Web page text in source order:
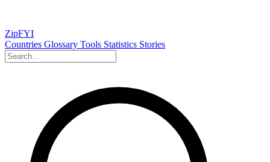
ZipFYI
Countries Glossary Tools Statistics Stories